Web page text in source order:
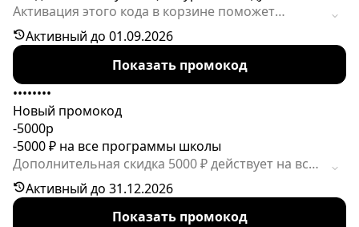
Активация этого кода в корзине поможет
получить приятную выгоду на заказ
образовательных материалов! Код суммируется
с уже установленной выгодой до 50%. Следует
иметь в виду, что предложение действует
ограниченное время.
Активный до 01.09.2026
Показать промокод
••••••••
Новый промокод
-5000р
-5000 ₽ на все программы школы
Дополнительная скидка 5000 ₽ действует на все
профессии. По коду также доступна скидка 1500
₽ на курсы дороже 15 000 ₽.
Активный до 31.12.2026
Показать промокод